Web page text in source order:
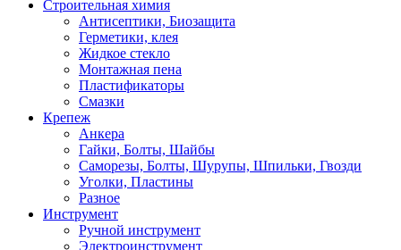
Строительная химия
Антисептики, Биозащита
Герметики, клея
Жидкое стекло
Монтажная пена
Пластификаторы
Смазки
Крепеж
Анкера
Гайки, Болты, Шайбы
Саморезы, Болты, Шурупы, Шпильки, Гвозди
Уголки, Пластины
Разное
Инструмент
Ручной инструмент
Электроинструмент